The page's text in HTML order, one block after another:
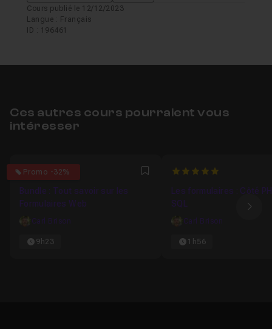
Cours publié le 12/12/2023
Langue : Français
ID : 196461
Ces autres cours pourraient vous
intéresser
Promo -32%
4.9230769230769 Favori
Bundle : Tout savoir sur les
Formulaires Web
Carl Brison
9h23
5
Les formulaires : Côté
SQL
Carl Brison
1h56